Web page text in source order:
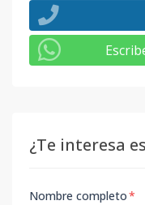
¿Te interesa
Nombre completo*